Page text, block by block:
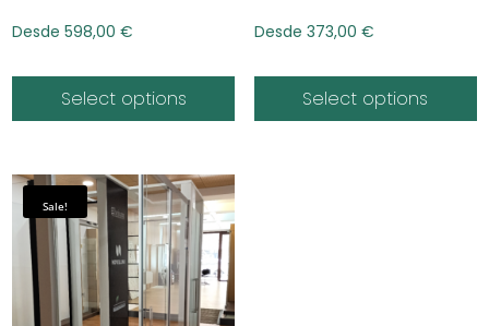
Desde 598,00€
Select options
Desde 373,00 €
Select options
Sale!